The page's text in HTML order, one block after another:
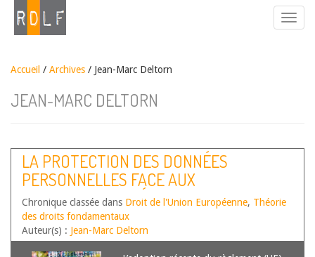
Accueil / Archives / Jean-Marc Deltorn
JEAN-MARC DELTORN
LA PROTECTION DES DONNÉES
PERSONNELLES FACE AUX
ALGORITHMES PRÉDICTIFS
Chronique classée dans Droit de l'Union Européenne, Théorie
des droits fondamentaux
Auteur(s) : Jean-Marc Deltorn